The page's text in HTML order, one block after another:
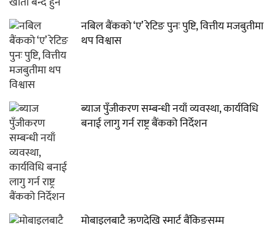
नबिल बैंकको ‘ए’ रेटिङ पुनः पुष्टि, वित्तीय मजबुतीमा
थप विश्वास
ब्याज पुँजीकरण सम्बन्धी नयाँ व्यवस्था, कार्यविधि
बनाई लागु गर्न राष्ट्र बैंकको निर्देशन
मोबाइलबाटै ऋणदेखि स्मार्ट बैंकिङसम्म